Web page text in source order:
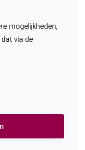
mogelijkheden,
via de